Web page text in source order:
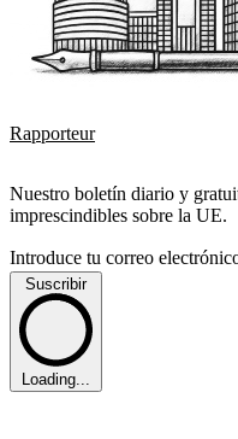
Rapporteur
Nuestro boletín diario y
imprescindibles sobre la UE.
Introduce tu correo
Suscribir
Loading...